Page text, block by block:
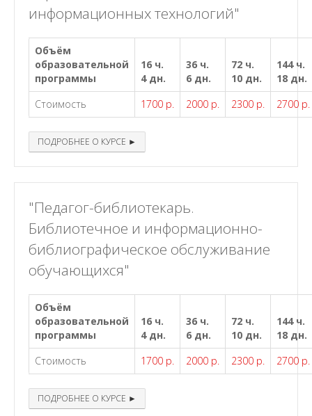
информационных технологий"
Объём
образовательной
программы
16 ч.
4 дн.
36 ч.
6 дн.
72 ч.
10 дн.
144 ч.
18 дн.
Стоимость
1700 р. 2000 р. 2300 р. 2700 р.
ПОДРОБНЕЕ О КУРСЕ ►
"Педагог-библиотекарь.
Библиотечное и информационно-
библиографическое обслуживание
обучающихся"
Объём
образовательной
программы
16 ч.
4 дн.
36 ч.
6 дн.
72 ч.
10 дн.
144 ч.
18 дн.
Стоимость
1700 р. 2000 р. 2300 р. 2700 р.
ПОДРОБНЕЕ О КУРСЕ ►